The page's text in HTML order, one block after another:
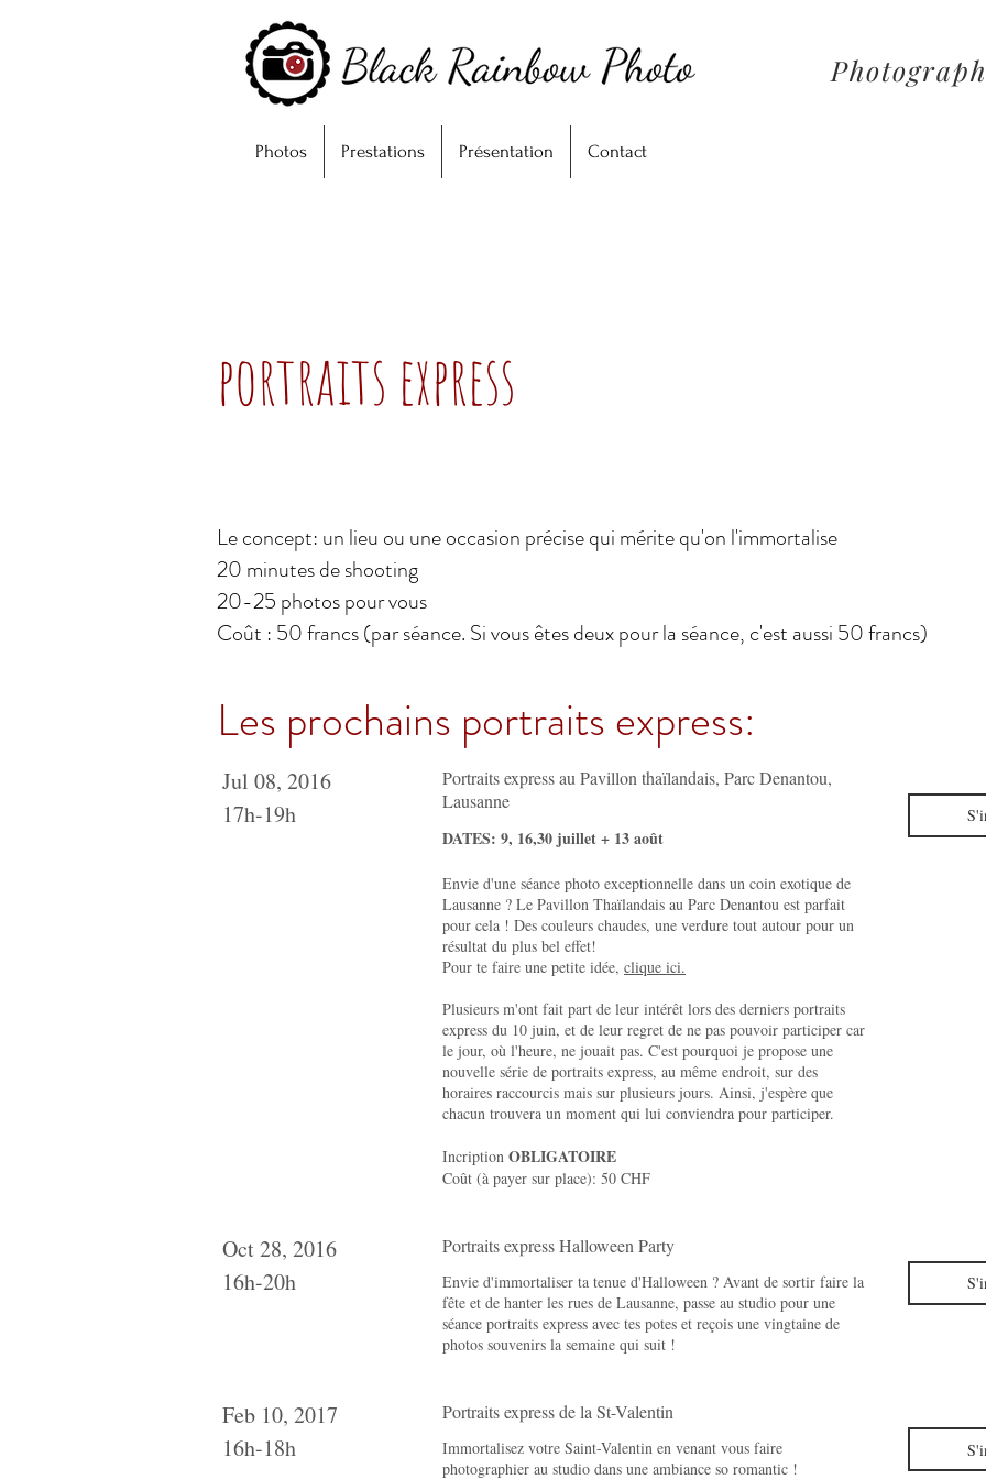
Photos Prestations Présentation Contact
portraits express
Le concept: un lieu ou une occasion précise qui mérite qu'on l'immortalise
20 minutes de shooting
20-25 photos pour vous
Coût : 50 francs (par séance. Si vous êtes deux pour la séance, c'est aussi 50 francs)
Les prochains portraits express:
Jul 08, 2016
17h-19h
Portraits express au Pavillon thaïlandais, Parc Denantou,
Lausanne
DATES: 9, 16,30 juillet + 13 août
Envie d'une séance photo exceptionnelle dans un coin exotique de
Lausanne ? Le Pavillon Thaïlandais au Parc Denantou est parfait
pour cela ! Des couleurs chaudes, une verdure tout autour pour un
résultat du plus bel effet!
Pour te faire une petite idée, clique ici.
Plusieurs m'ont fait part de leur intérêt lors des derniers portraits
express du 10 juin, et de leur regret de ne pas pouvoir participer car
le jour, où l'heure, ne jouait pas. C'est pourquoi je propose une
nouvelle série de portraits express, au même endroit, sur des
horaires raccourcis mais sur plusieurs jours. Ainsi, j'espère que
chacun trouvera un moment qui lui conviendra pour participer.
Incription OBLIGATOIRE
Coût (à payer sur place): 50 CHF
Oct 28, 2016
16h-20h
Portraits express Halloween Party
Envie d'immortaliser ta tenue d'Halloween ? Avant de sortir faire la
fête et de hanter les rues de Lausanne, passe au studio pour une
séance portraits express avec tes potes et reçois une vingtaine de
photos souvenirs la semaine qui suit !
Feb 10, 2017
16h-18h
Portraits express de la St-Valentin
Immortalisez votre Saint-Valentin en venant vous faire
photographier au studio dans une ambiance so romantic !